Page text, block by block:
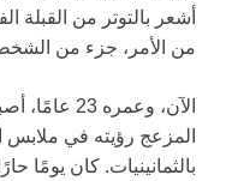
أشعر بالتوتر من القبلة
من الأمر، جزء من
الآن،
المزعج رؤيته في ملابس
بالثمانينيات. كان يومًا